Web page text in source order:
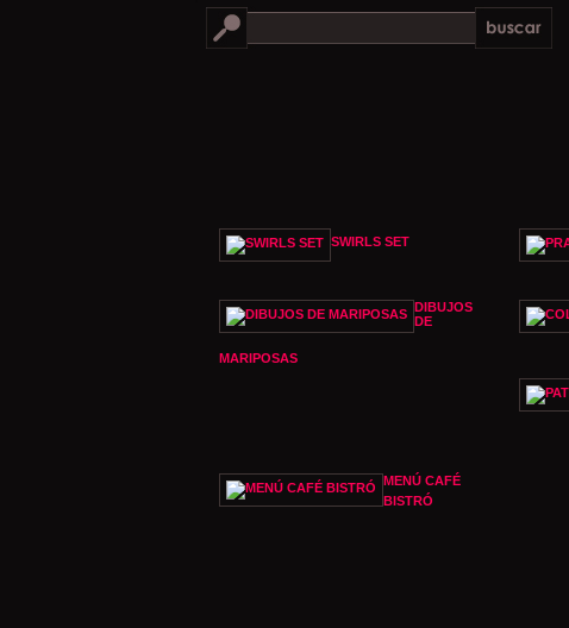
SWIRLS SET
DIBUJOS
DE
MARIPOSAS
MENÚ CAFÉ
BISTRÓ